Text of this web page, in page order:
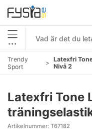
•••
Trendy
Sport
Latexfri
Nivå 2
Latexfri Tone
Artikelnummer: T67182